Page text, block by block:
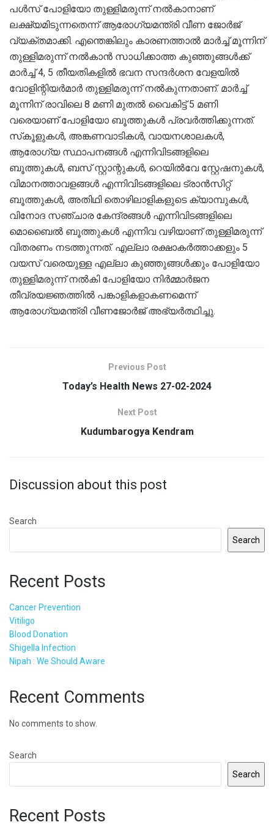
പൾസ് പോളിയോ തുള്ളിമരുന്ന് നൽകാനാണ്
ലക്ഷ്യമിടുന്നതെന്ന് ആരോഗ്യമന്ത്രി വീണ ജോർജ്
വ്യക്തമാക്കി. എന്തെങ്കിലും കാരണത്താൽ മാർച്ച് മൂന്നിന്
തുള്ളിമരുന്ന് നൽകാൻ സാധിക്കാത്ത കുഞ്ഞുങ്ങൾക്ക്
മാർച്ച് 4, 5 തീയതികളിൽ ഭവന സന്ദർശന വേളയിൽ
വോളിന്റിയർമാർ തുള്ളിമരുന്ന് നൽകുന്നതാണ്. മാർച്ച്
മൂന്നിന് രാവിലെ 8 മണി മുതൽ വൈകിട്ട് 5 മണി
വരെയാണ് പോളിയോ ബൂത്തുകൾ പ്രവർത്തിക്കുന്നത്.
സ്‌കൂളുകൾ, അങ്കണവാടികൾ, വായനശാലകൾ,
ആരോഗ്യ സ്ഥാപനങ്ങൾ എന്നിവിടങ്ങളിലെ
ബൂത്തുകൾ, ബസ് സ്റ്റാന്റുകൾ, റെയിൽവേ സ്റ്റേഷനുകൾ,
വിമാനത്താവളങ്ങൾ എന്നിവിടങ്ങളിലെ ട്രാൻസിറ്റ്
ബൂത്തുകൾ, അതിഥി തൊഴിലാളികളുടെ ക്യാമ്പുകൾ,
വിനോദ സഞ്ചാര കേന്ദ്രങ്ങൾ എന്നിവിടങ്ങളിലെ
മൊബൈൽ ബൂത്തുകൾ എന്നിവ വഴിയാണ് തുള്ളിമരുന്ന്
വിതരണം നടത്തുന്നത്. എല്ലാ രക്ഷാകർത്താക്കളും 5
വയസ് വരെയുള്ള എല്ലാ കുഞ്ഞുങ്ങൾക്കും പോളിയോ
തുള്ളിമരുന്ന് നൽകി പോളിയോ നിർമ്മാർജന
തീവ്രയജ്ഞത്തിൽ പങ്കാളികളാകണമെന്ന്
ആരോഗ്യമന്ത്രി വീണജോർജ് അഭ്യർത്ഥിച്ചു.
Previous Post
Today’s Health News 27-02-2024
Next Post
Kudumbarogya Kendram
Discussion about this post
Search
Search
Recent Posts
Cancer Prevention
Vitiligo
Blood Donation
Shigella Infection
Nipah : We Should Aware
Recent Comments
No comments to show.
Search
Search
Recent Posts